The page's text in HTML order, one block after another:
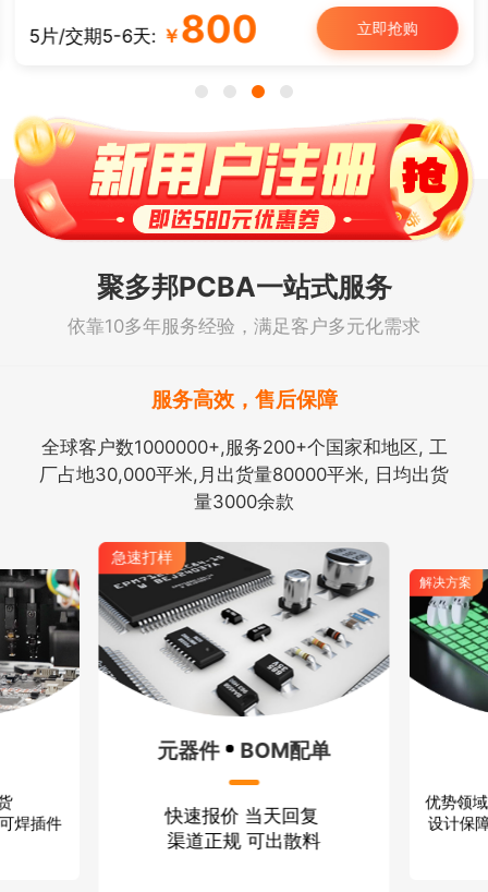
5片/交期5-6天: ￥ 800 立即抢购
聚多邦PCBA一站式服务
依靠10多年服务经验，满足客户多元化需求
服务高效，售后保障
全球客户数1000000+,服务200+个国家和地区, 工
厂占地30,000平米,月出货量80000平米, 日均出货
量3000余款
焊插件
急速打样
元器件 BOM配单
快速报价 当天回复
渠道正规 可出散料
解决方案
优势领
设计保